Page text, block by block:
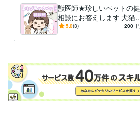
獣医師★珍しいペットの
相談にお答えします 犬猫
外の珍しい動物の専門医
5.0(3) 200 円